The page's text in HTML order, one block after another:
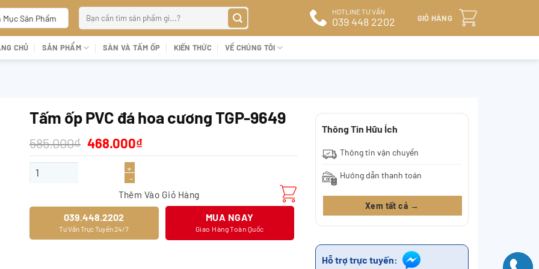
Mục Sản Phẩm
kiếm:
HOTLINE TƯ VẤN
039 448 2202 GIỎ HÀNG
CHỦ SẢN PHẨM SÀN VÀ TẤM ỐP KIẾN THỨC VỀ CHÚNG TÔI
Tấm ốp PVC đá hoa cương TGP-9649
585.000₫ Giá
gốc
585.000₫.
468.000₫Giá
hiện
Tấm ốp PVC đá hoa cương TGP-9649 số lượng
Thêm Vào Giỏ Hàng
039.448.2202
Tư Vấn Trực Tuyến 24/7
MUA NGAY
Giao Hàng Toàn Quốc
Thông Tin Hữu Ích
Thông tin vận chuyển
Hướng dẫn thanh toán
Xem tất cả →
Hỗ trợ trực tuyến: